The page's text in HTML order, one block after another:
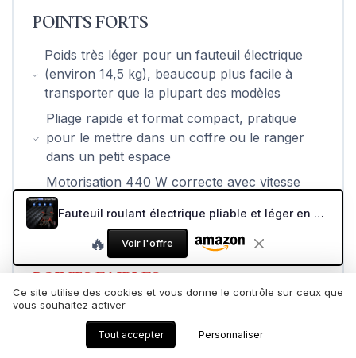
POINTS FORTS
Poids très léger pour un fauteuil électrique
(environ 14,5 kg), beaucoup plus facile à
transporter que la plupart des modèles
Pliage rapide et format compact, pratique
pour le mettre dans un coffre ou le ranger
dans un petit espace
Motorisation 440 W correcte avec vitesse
jusqu’à 6 km/h et gestion des petites côtes
sans problème majeur
POINTS FAIBLES
Largeur de siège assez limitée (38 cm) qui ne
conviendra pas aux gabarits plus larges
Fauteuil roulant électrique pliable et léger en carbone: autonomie de 25 km avec pneus increvables pour tous les terrains – Fauteuil roulant électrique avec dossier respirant jusqu'à 150 kg Noir Rouge
🔥 Voir l'offre
Ce site utilise des cookies et vous donne le contrôle sur ceux que
vous souhaitez activer
Tout accepter Personnaliser